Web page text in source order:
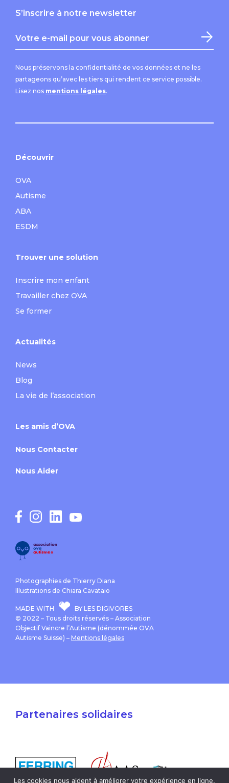
S’inscrire à notre newsletter
Nous préservons la confidentialité de vos données et ne les
partageons qu’avec les tiers qui rendent ce service possible.
Lisez nos mentions légales.
Découvrir
OVA
Autisme
ABA
ESDM
Trouver une solution
Inscrire mon enfant
Travailler chez OVA
Se former
Actualités
News
Blog
La vie de l’association
Les amis d’OVA
Nous Contacter
Nous Aider
Photographies de Thierry Diana
Illustrations de Chiara Cavataio
MADE WITH
BY LES DIGIVORES
© 2022 – Tous droits réservés – Association
Objectif Vaincre l’Autisme (dénommée OVA
Autisme Suisse) – Mentions légales
Partenaires solidaires
Les cookies nous aident à améliorer votre expérience en ligne.